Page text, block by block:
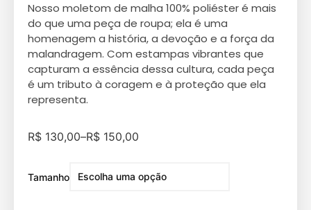
Nosso moletom de malha 100% poliéster é mais
do que uma peça de roupa; ela é uma
homenagem a história, a devoção e a força da
malandragem. Com estampas vibrantes que
capturam a essência dessa cultura, cada peça
é um tributo à coragem e à proteção que ela
representa.
R$ 130,00–R$ 150,00
Tamanho